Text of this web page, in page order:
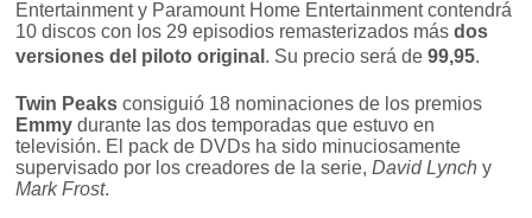
Entertainment y Paramount Home Entertainment contendrá
10 discos con los 29 episodios remasterizados másdos
versiones del piloto original . Su precio será de99,95.
Twin Peaks consiguió 18 nominaciones de los premios
Emmy durante las dos temporadas que estuvo en
televisión. El pack de DVDs ha sido minuciosamente
supervisado por los creadores de la serie,David Lynch y
Mark Frost.